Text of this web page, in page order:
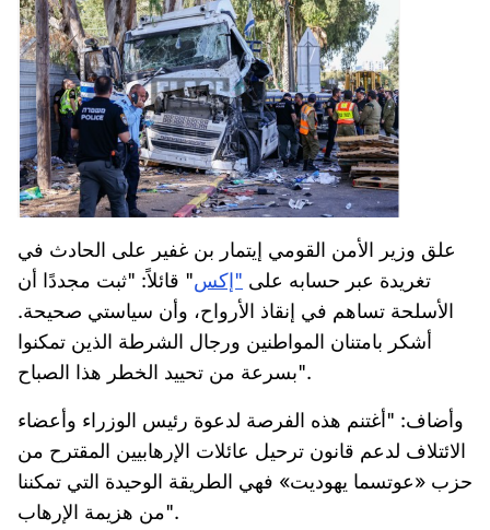
علق وزير الأمن القومي إيتمار بن غفير على الحادث في
تغريدة عبر حسابه على "إكس" قائلاً: "ثبت مجددًا أن
الأسلحة تساهم في إنقاذ الأرواح، وأن سياستي صحيحة.
أشكر بامتنان المواطنين ورجال الشرطة الذين تمكنوا
بسرعة من تحييد الخطر هذا الصباح".
وأضاف: "أغتنم هذه الفرصة لدعوة رئيس الوزراء وأعضاء
الائتلاف لدعم قانون ترحيل عائلات الإرهابيين المقترح من
حزب «عوتسما يهوديت» فهي الطريقة الوحيدة التي تمكننا
من هزيمة الإرهاب".